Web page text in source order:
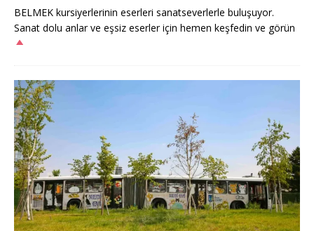
BELMEK kursiyerlerinin eserleri sanatseverlerle buluşuyor.
Sanat dolu anlar ve eşsiz eserler için hemen keşfedin ve görün